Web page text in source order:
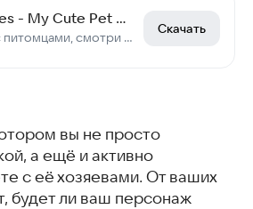
Smolsies - My Cute Pet House
Играй с питомцами, смотри мультики и получай сюрпризы
Скачать
вы не просто
а ещё и активно
с её хозяевами. От ваших
будет ли ваш персонаж